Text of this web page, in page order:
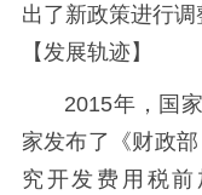
出了新政策进行调
【发展轨迹】
2015年，国
家发布了《财政
究开发费用税